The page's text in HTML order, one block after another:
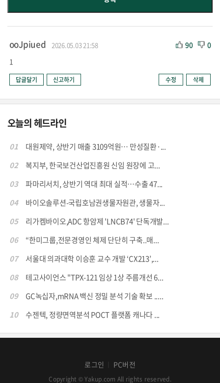
ooJpiued 2026.05.03 21:58 90
0
1
답글달기 신고하기 수정 삭제
오늘의 헤드라인
01
대원제약, 상반기 매출 3109억원… 만성질환·...
02
복지부, 한국보건산업진흥원 신임 원장에 고...
03
파마리서치, 상반기 역대 최대 실적…수출 47...
04
바이오솔루션-국립호남권생물자원관, 생물자...
05
리가켐바이오,ADC 항암제 'LNCB74' 단독개발...
06
“한미그룹,전문경영인 체제 단단히 구축..매...
07
서울대 의과대학 이승훈 교수 개발 ‘CX213’,...
08
테고사이언스 "TPX-121 임상 1상 주름개선 6...
09
GC녹십자,mRNA 백신 정밀 분석 기술 확보 .....
10
수젠텍, 정량면역분석 POCT 플랫폼 캐나다 ...
로그인 PC버전
Copyright © Yakup.com All rights reserved.